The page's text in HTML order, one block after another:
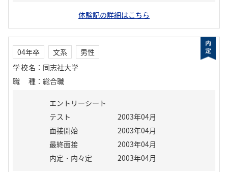
体験記の詳細はこちら
04年卒 文系
男性
学校名 ： 同志社大学
職種 ： 総合職
エントリーシート
テスト
2003年04月
面接開始
2003年04月
最終面接
2003年04月
内定・内々定
2003年04月